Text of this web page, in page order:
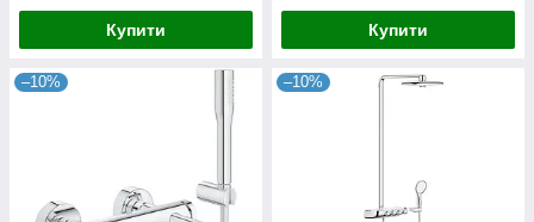
Купити Купити
–10% –10%